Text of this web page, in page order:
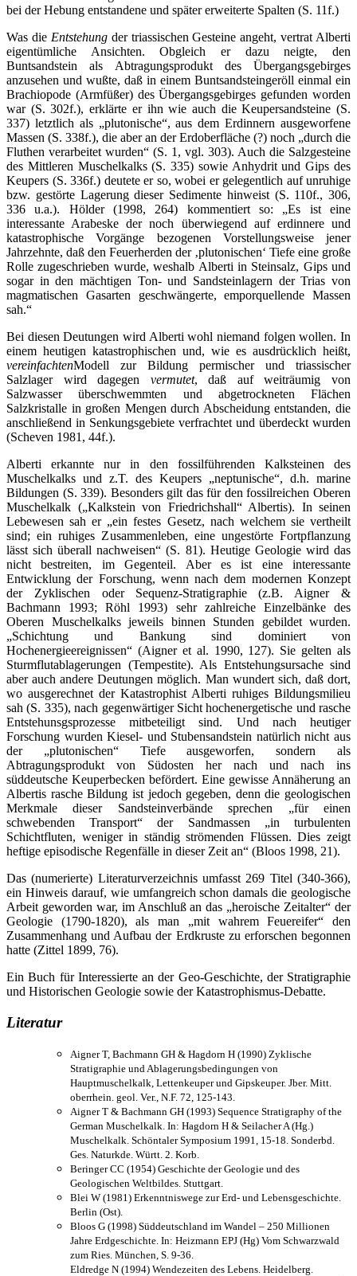
bei der Hebung entstandene und später erweiterte Spalten (S. 11f.)
Was die Entstehungder triassischen Gesteine angeht, vertrat Alberti
eigentümliche Ansichten. Obgleich er dazu neigte, den
Buntsandstein als Abtragungsprodukt des Übergangsgebirges
anzusehen und wußte, daß in einem Buntsandsteingeröll einmal ein
Brachiopode (Armfüßer) des Übergangsgebirges gefunden worden
war (S. 302f.), erklärte er ihn wie auch die Keupersandsteine (S.
337) letztlich als „plutonische“, aus dem Erdinnern ausgeworfene
Massen (S. 338f.), die aber an der Erdoberfläche (?) noch „durch die
Fluthen verarbeitet wurden“ (S. 1, vgl. 303). Auch die Salzgesteine
des Mittleren Muschelkalks (S. 335) sowie Anhydrit und Gips des
Keupers (S. 336f.) deutete er so, wobei er gelegentlich auf unruhige
bzw. gestörte Lagerung dieser Sedimente hinweist (S. 110f., 306,
336 u.a.). Hölder (1998, 264) kommentiert so: „Es ist eine
interessante Arabeske der noch überwiegend auf erdinnere und
katastrophische Vorgänge bezogenen Vorstellungsweise jener
Jahrzehnte, daß den Feuerherden der ‚plutonischen‘ Tiefe eine große
Rolle zugeschrieben wurde, weshalb Alberti in Steinsalz, Gips und
sogar in den mächtigen Ton- und Sandsteinlagern der Trias von
magmatischen Gasarten geschwängerte, emporquellende Massen
sah.“
Bei diesen Deutungen wird Alberti wohl niemand folgen wollen. In
einem heutigen katastrophischen und, wie es ausdrücklich heißt,
vereinfachtenModell zur Bildung permischer und triassischer
Salzlager wird dagegen vermutet, daß auf weiträumig von
Salzwasser überschwemmten und abgetrockneten Flächen
Salzkristalle in großen Mengen durch Abscheidung entstanden, die
anschließend in Senkungsgebiete verfrachtet und überdeckt wurden
(Scheven 1981, 44f.).
Alberti erkannte nur in den fossilführenden Kalksteinen des
Muschelkalks und z.T. des Keupers „neptunische“, d.h. marine
Bildungen (S. 339). Besonders gilt das für den fossilreichen Oberen
Muschelkalk („Kalkstein von Friedrichshall“ Albertis). In seinen
Lebewesen sah er „ein festes Gesetz, nach welchem sie vertheilt
sind; ein ruhiges Zusammenleben, eine ungestörte Fortpflanzung
lässt sich überall nachweisen“ (S. 81). Heutige Geologie wird das
nicht bestreiten, im Gegenteil. Aber es ist eine interessante
Entwicklung der Forschung, wenn nach dem modernen Konzept
der Zyklischen oder Sequenz-Stratigraphie (z.B. Aigner &
Bachmann 1993; Röhl 1993) sehr zahlreiche Einzelbänke des
Oberen Muschelkalks jeweils binnen Stunden gebildet wurden.
„Schichtung und Bankung sind dominiert von
Hochenergieereignissen“ (Aigner et al. 1990, 127). Sie gelten als
Sturmflutablagerungen (Tempestite). Als Entstehungsursache sind
aber auch andere Deutungen möglich. Man wundert sich, daß dort,
wo ausgerechnet der Katastrophist Alberti ruhiges Bildungsmilieu
sah (S. 335), nach gegenwärtiger Sicht hochenergetische und rasche
Entstehunsgsprozesse mitbeteiligt sind. Und nach heutiger
Forschung wurden Kiesel- und Stubensandstein natürlich nicht aus
der „plutonischen“ Tiefe ausgeworfen, sondern als
Abtragungsprodukt von Südosten her nach und nach ins
süddeutsche Keuperbecken befördert. Eine gewisse Annäherung an
Albertis rasche Bildung ist jedoch gegeben, denn die geologischen
Merkmale dieser Sandsteinverbände sprechen „für einen
schwebenden Transport“ der Sandmassen „in turbulenten
Schichtfluten, weniger in ständig strömenden Flüssen. Dies zeigt
heftige episodische Regenfälle in dieser Zeit an“ (Bloos 1998, 21).
Das (numerierte) Literaturverzeichnis umfasst 269 Titel (340-366),
ein Hinweis darauf, wie umfangreich schon damals die geologische
Arbeit geworden war, im Anschluß an das „heroische Zeitalter“ der
Geologie (1790-1820), als man „mit wahrem Feuereifer“ den
Zusammenhang und Aufbau der Erdkruste zu erforschen begonnen
hatte (Zittel 1899, 76).
Ein Buch für Interessierte an der Geo-Geschichte, der Stratigraphie
und Historischen Geologie sowie der Katastrophismus-Debatte.
Literatur
Aigner T, Bachmann GH & Hagdorn H (1990) Zyklische
Stratigraphie und Ablagerungsbedingungen von
Hauptmuschelkalk, Lettenkeuper und Gipskeuper. Jber. Mitt.
oberrhein. geol. Ver., N.F. 72, 125-143.
Aigner T & Bachmann GH (1993) Sequence Stratigraphy of the
German Muschelkalk. In: Hagdorn H & Seilacher A (Hg.)
Muschelkalk. Schöntaler Symposium 1991, 15-18. Sonderbd.
Ges. Naturkde. Württ. 2. Korb.
Beringer CC (1954) Geschichte der Geologie und des
Geologischen Weltbildes. Stuttgart.
Blei W (1981) Erkenntniswege zur Erd- und Lebensgeschichte.
Berlin (Ost).
Bloos G (1998) Süddeutschland im Wandel – 250 Millionen
Jahre Erdgeschichte. In: Heizmann EPJ (Hg) Vom Schwarzwald
zum Ries. München, S. 9-36.
Eldredge N (1994) Wendezeiten des Lebens. Heidelberg.